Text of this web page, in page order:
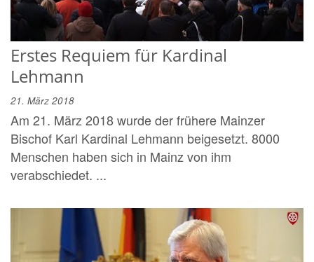
Erstes Requiem für Kardinal
Lehmann
21. März 2018
Am 21. März 2018 wurde der frühere Mainzer
Bischof Karl Kardinal Lehmann beigesetzt. 8000
Menschen haben sich in Mainz von ihm
verabschiedet. ...